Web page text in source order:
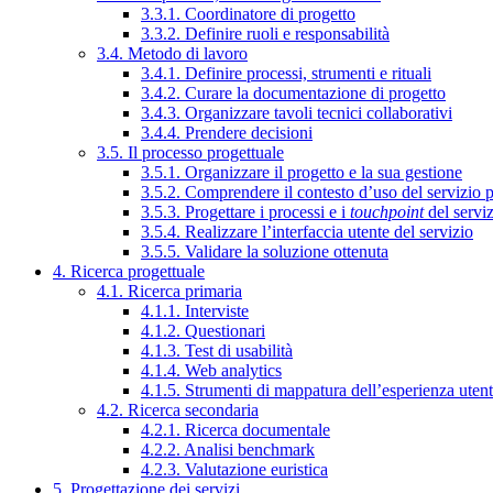
3.3.1. Coordinatore di progetto
3.3.2. Definire ruoli e responsabilità
3.4. Metodo di lavoro
3.4.1. Definire processi, strumenti e rituali
3.4.2. Curare la documentazione di progetto
3.4.3. Organizzare tavoli tecnici collaborativi
3.4.4. Prendere decisioni
3.5. Il processo progettuale
3.5.1. Organizzare il progetto e la sua gestione
3.5.2. Comprendere il contesto d’uso del servizio
3.5.3. Progettare i processi e i touchpointdel
3.5.4. Realizzare l’interfaccia utente del servizio
3.5.5. Validare la soluzione ottenuta
4. Ricerca progettuale
4.1. Ricerca primaria
4.1.1. Interviste
4.1.2. Questionari
4.1.3. Test di usabilità
4.1.4. Web analytics
4.1.5. Strumenti di mappatura dell’esperienza
4.2. Ricerca secondaria
4.2.1. Ricerca documentale
4.2.2. Analisi benchmark
4.2.3. Valutazione euristica
5. Progettazione dei servizi